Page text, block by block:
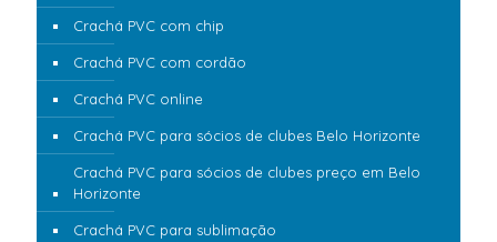
Crachá PVC com chip
Crachá PVC com cordão
Crachá PVC online
Crachá PVC para sócios de clubes Belo Horizonte
Crachá PVC para sócios de clubes preço em Belo
Horizonte
Crachá PVC para sublimação